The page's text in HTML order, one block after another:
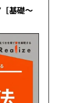
基礎～